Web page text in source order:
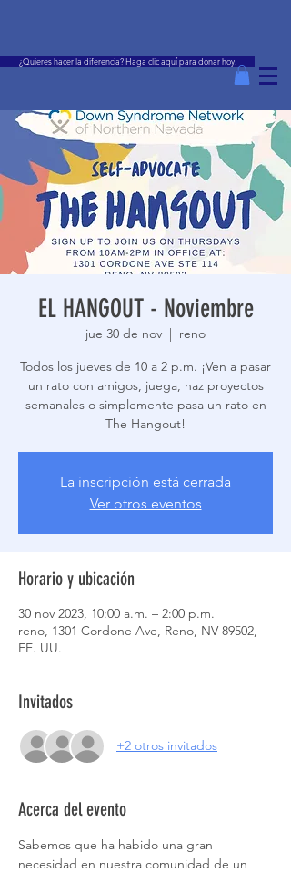
¿Quieres hacer la diferencia? Haga clic aquí para donar hoy.
EL HANGOUT - Noviembre
jue 30 de nov
  |
reno
Todos los jueves de 10 a 2 p.m. ¡Ven a pasar
un rato con amigos, juega, haz proyectos
semanales o simplemente pasa un rato en
The Hangout!
La inscripción está cerrada
Ver otros eventos
Horario y ubicación
30 nov 2023, 10:00 a.m. – 2:00 p.m.
reno, 1301 Cordone Ave, Reno, NV 89502,
EE. UU.
Invitados
+2 otros invitados
Acerca del evento
Sabemos que ha habido una gran
necesidad en nuestra comunidad de un